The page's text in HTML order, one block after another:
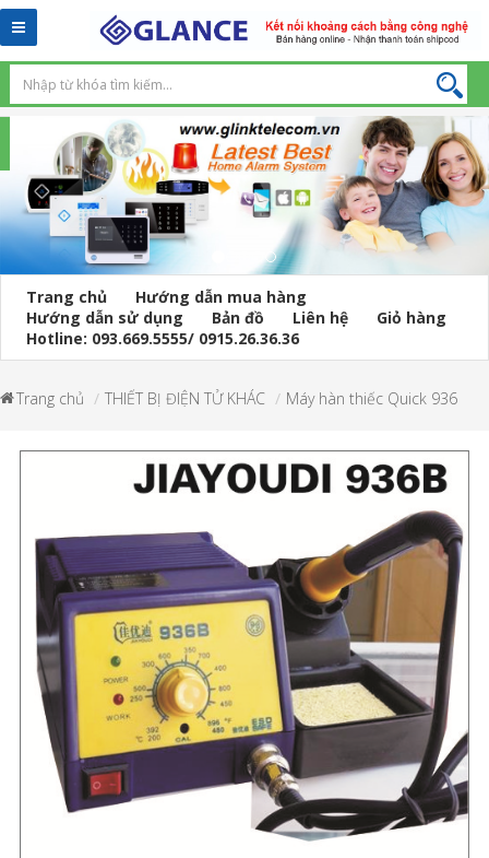
Toggle
navigation
Trang chủ
Hướng dẫn mua hàng
Hướng dẫn sử dụng
Bản đồ Liên hệ
Giỏ hàng
Hotline: 093.669.5555/ 0915.26.36.36
Trang chủ THIẾT BỊ ĐIỆN TỬ KHÁC Máy hàn thiếc Quick 936